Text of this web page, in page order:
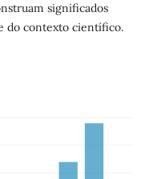
significados
do contexto científico.